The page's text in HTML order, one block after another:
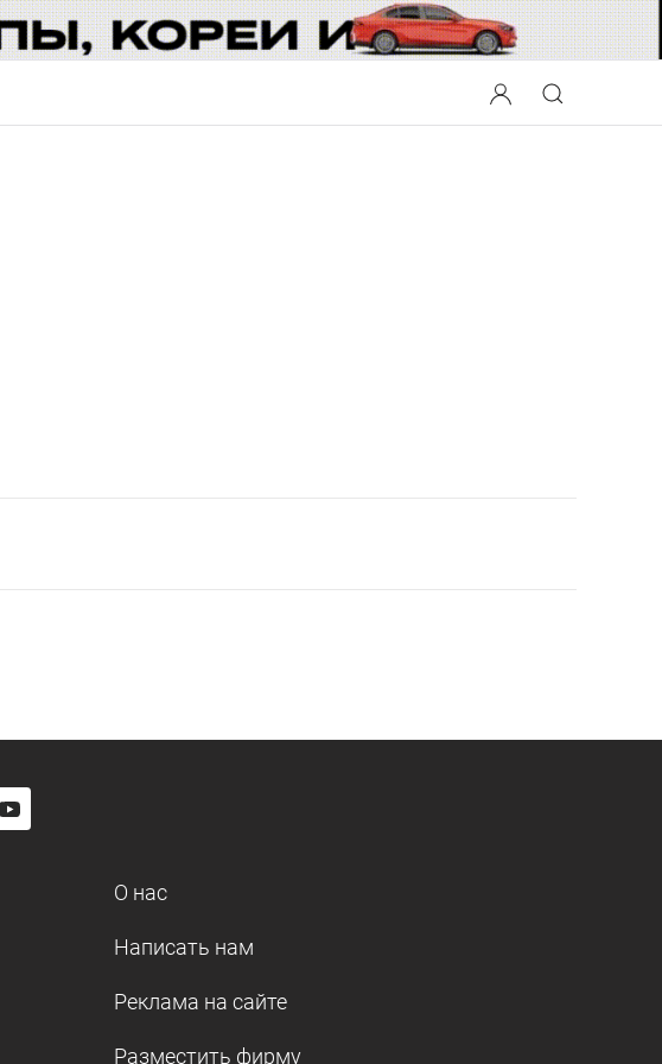
О нас
Написать нам
Реклама на сайте
Разместить фирму